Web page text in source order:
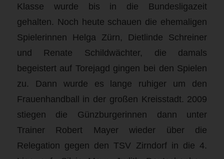
Klasse wurde bis in die Bundesligazeit
gehalten. Noch heute schauen die ehemaligen
Spielerinnen Helga Zürn, Dietlinde Schreiner
und Renate Schildwächter, die damals
begeistert auf Torejagd gingen bei den Spielen
zu. Dann wurde es lange ruhiger um den
Frauenhandball in der großen Kreisstadt. 2009
stiegen die Günzburgerinnen dann unter
Trainer Robert Mayer wieder über die
Relegation gegen den TSV Zirndorf in die 4.